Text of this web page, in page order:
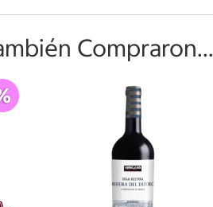
Compraron...